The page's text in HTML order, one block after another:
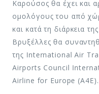
Καρούσος θα έχει και
ομολόγους του από
και κατά τη διάρκεια
Βρυξέλλες θα
της International Air
Airports Council
Airline for Europe (Α4Ε).